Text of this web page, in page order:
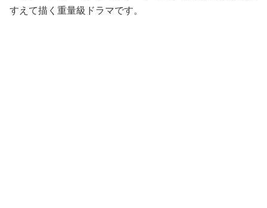
すえて描く重量級ドラマです。